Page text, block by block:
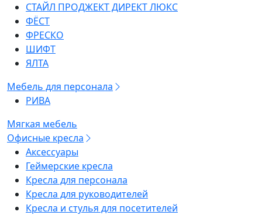
СТАЙЛ ПРОДЖЕКТ ДИРЕКТ ЛЮКС
ФЁСТ
ФРЕСКО
ШИФТ
ЯЛТА
Мебель для персонала
РИВА
Мягкая мебель
Офисные кресла
Аксессуары
Геймерские кресла
Кресла для персонала
Кресла для руководителей
Кресла и стулья для посетителей